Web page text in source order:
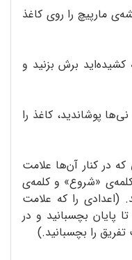
مارپیچ را روی کاغذ
کشیده‌اید برش بزنید و
نی‌ها پوشاندید، کاغذ را
در کنار آن‌ها علامت
کلمه‌ی «شروع» و کلمه‌ی
(اعدادی را که علامت
پایان بچسبانید و در
را بچسبانید.)